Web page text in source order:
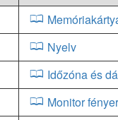
Nyelv
Időzóna és
Monitor